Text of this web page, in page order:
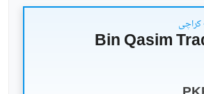
Bin Qasim